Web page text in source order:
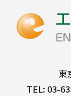
東
TEL: 03-